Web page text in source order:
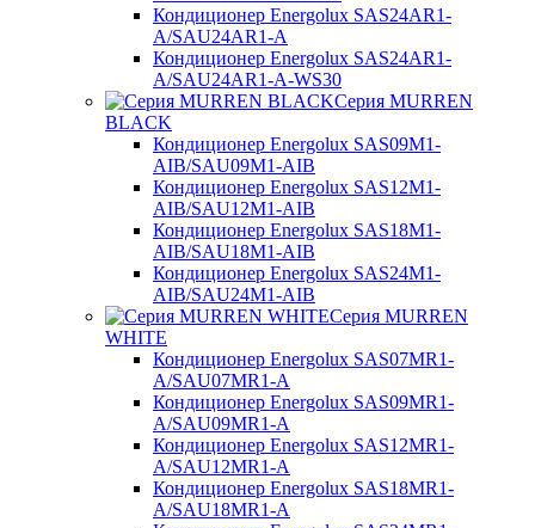
Кондиционер Energolux SAS24AR1-
A/SAU24AR1-A
Кондиционер Energolux SAS24AR1-
A/SAU24AR1-A-WS30
Серия MURREN
BLACK
Кондиционер Energolux SAS09M1-
AIB/SAU09M1-AIB
Кондиционер Energolux SAS12M1-
AIB/SAU12M1-AIB
Кондиционер Energolux SAS18M1-
AIB/SAU18M1-AIB
Кондиционер Energolux SAS24M1-
AIB/SAU24M1-AIB
Серия MURREN
WHITE
Кондиционер Energolux SAS07MR1-
A/SAU07MR1-A
Кондиционер Energolux SAS09MR1-
A/SAU09MR1-A
Кондиционер Energolux SAS12MR1-
A/SAU12MR1-A
Кондиционер Energolux SAS18MR1-
A/SAU18MR1-A